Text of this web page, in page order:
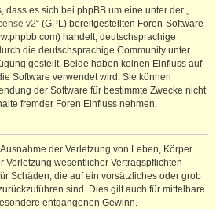
dass es sich bei phpBB um eine unter der „
v2“ (GPL) bereitgestellten Foren-Software
handelt; deutschsprachige
die deutschsprachige Community unter
gestellt. Beide haben keinen Einfluss auf
Software verwendet wird. Sie können
der Software für bestimmte Zwecke nicht
fremder Foren Einfluss nehmen.
der Verletzung von Leben, Körper
Verletzung wesentlicher Vertragspflichten
Schäden, die auf ein vorsätzliches oder grob
sind. Dies gilt auch für mittelbare
entgangenen Gewinn.